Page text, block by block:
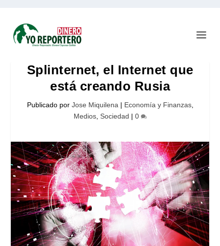
Splinternet, el Internet que
está creando Rusia
Publicado por Jose Miquilena | Economía y Finanzas,
Medios, Sociedad | 0